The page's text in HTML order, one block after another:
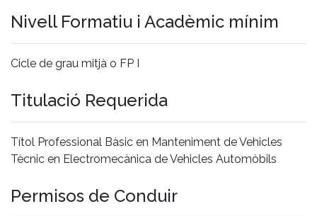
Nivell Formatiu i Acadèmic mínim
Cicle de grau mitjà o FP I
Titulació Requerida
Títol Professional Bàsic en Manteniment de Vehicles
Tècnic en Electromecànica de Vehicles Automòbils
Permisos de Conduir